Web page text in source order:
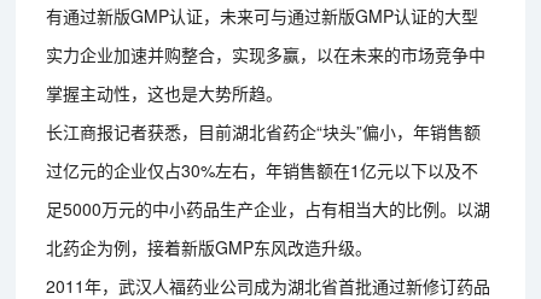
有通过新版GMP认证，未来可与通过新版GMP认证的大型
实力企业加速并购整合，实现多赢，以在未来的市场竞争中
掌握主动性，这也是大势所趋。
长江商报记者获悉，目前湖北省药企“块头”偏小，年销售额
过亿元的企业仅占30%左右，年销售额在1亿元以下以及不
足5000万元的中小药品生产企业，占有相当大的比例。以湖
北药企为例，接着新版GMP东风改造升级。
2011年，武汉人福药业公司成为湖北省首批通过新修订药品